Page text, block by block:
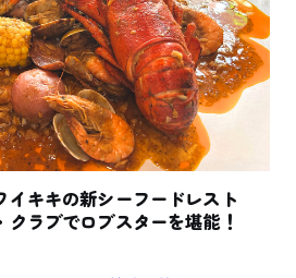
イキキの新シーフードレスト
クラブでロブスターを堪能！